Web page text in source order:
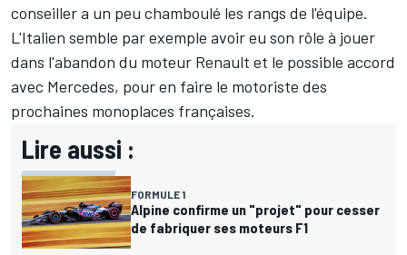
conseiller a un peu chamboulé les rangs de l'équipe.
L'Italien semble par exemple avoir eu son rôle à jouer
dans l'abandon du moteur Renault et le possible accord
avec Mercedes, pour en faire le motoriste des
prochaines monoplaces françaises.
Lire aussi :
FORMULE 1
Alpine confirme un "projet" pour cesser
de fabriquer ses moteurs F1